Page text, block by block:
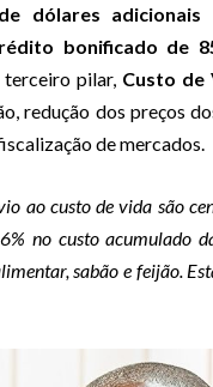
dólares adicionais
bonificado de
pilar, Custo de
redução dos preços
de mercados.
ao custo de vida são
no custo acumulado
sabão e feijão.